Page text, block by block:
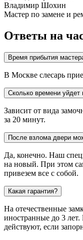
Владимир Шохин
Мастер по замене и
Ответы на
Время прибытия
В Москве слесарь
Сколько времени уйдет
Зависит от вида
за 20 минут.
После взлома двери
Да, конечно. Наш
на новый. При этом
привезем все с собой.
Какая гарантия?
На отечественные
иностранные до 3 лет.
действуют, если